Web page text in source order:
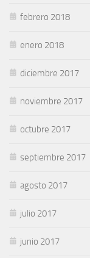
febrero 2018
enero 2018
diciembre 2017
noviembre 2017
octubre 2017
septiembre 2017
agosto 2017
julio 2017
junio 2017